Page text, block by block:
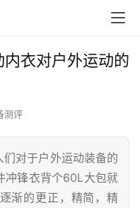
衣对户外运动的
测评
对于户外运动装备的
冲锋衣背个60L大包就
渐的更正，精简，精